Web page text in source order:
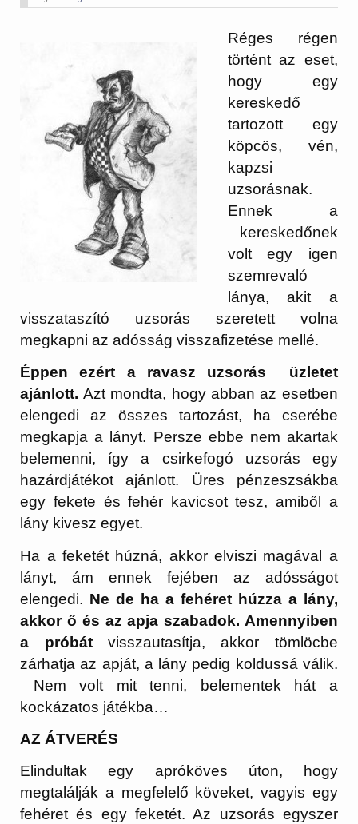
Réges régen
történt az eset,
hogy egy
kereskedő
tartozott egy
köpcös, vén,
kapzsi
uzsorásnak.
Ennek a
kereskedőnek
volt egy igen
szemrevaló
lánya, akit a
visszataszító uzsorás szeretett volna
megkapni az adósság visszafizetése mellé.
Éppen ezért a ravasz uzsorás üzletet
ajánlott. Azt mondta, hogy abban az esetben
elengedi az összes tartozást, ha cserébe
megkapja a lányt. Persze ebbe nem akartak
belemenni, így a csirkefogó uzsorás egy
hazárdjátékot ajánlott. Üres pénzeszsákba
egy fekete és fehér kavicsot tesz, amiből a
lány kivesz egyet.
Ha a feketét húzná, akkor elviszi magával a
lányt, ám ennek fejében az adósságot
elengedi. Ne de ha a fehéret húzza a lány,
akkor ő és az apja szabadok. Amennyiben
a próbátvisszautasítja, akkor tömlöcbe
zárhatja az apját, a lány pedig koldussá válik.
Nem volt mit tenni, belementek hát a
kockázatos játékba…
AZ ÁTVERÉS
Elindultak egy apróköves úton, hogy
megtalálják a megfelelő köveket, vagyis egy
fehéret és egy feketét. Az uzsorás egyszer